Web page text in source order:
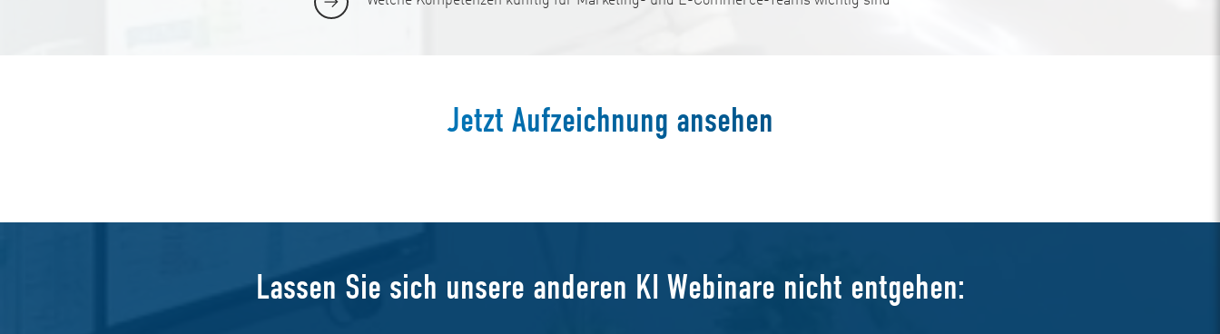
Jetzt Aufzeichnung ansehen
Lassen Sie sich unsere anderen KI Webinare nicht entgehen: